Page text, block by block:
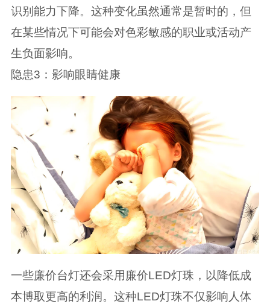
识别能力下降。这种变化虽然通常是暂时的，但
在某些情况下可能会对色彩敏感的职业或活动产
生负面影响。
隐患3：影响眼睛健康
一些廉价台灯还会采用廉价LED灯珠，以降低成
本博取更高的利润。这种LED灯珠不仅影响人体